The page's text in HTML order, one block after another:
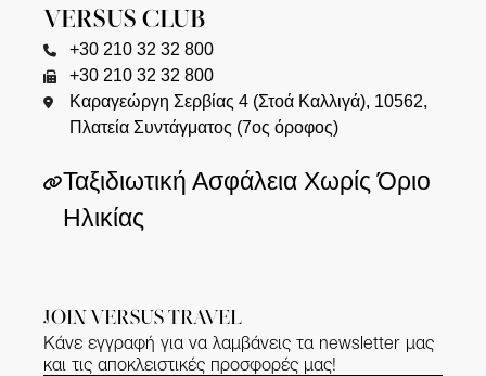
VERSUS CLUB
+30 210 32 32 800
+30 210 32 32 800
Καραγεώργη Σερβίας 4 (Στοά Καλλιγά), 10562,
Πλατεία Συντάγματος (7ος όροφος)
Ταξιδιωτική Ασφάλεια Χωρίς Όριο
Ηλικίας
JOIN VERSUS TRAVEL
Κάνε εγγραφή για να λαμβάνεις τα newsletter μας
και τις αποκλειστικές προσφορές μας!